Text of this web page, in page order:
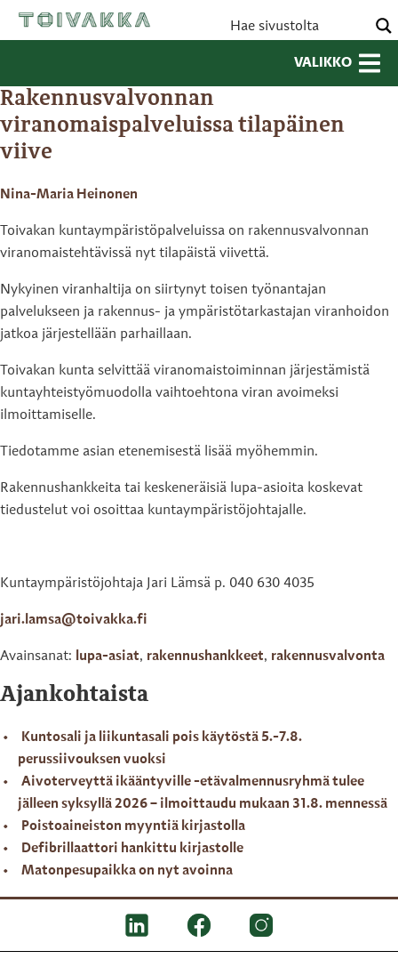
VALIKKO
Rakennusvalvonnan
viranomaispalveluissa tilapäinen
viive
Nina-Maria Heinonen
Toivakan kuntaympäristöpalveluissa on rakennusvalvonnan
viranomaistehtävissä nyt tilapäistä viivettä.
Nykyinen viranhaltija on siirtynyt toisen työnantajan
palvelukseen ja rakennus- ja ympäristötarkastajan viranhoidon
jatkoa järjestellään parhaillaan.
Toivakan kunta selvittää viranomaistoiminnan järjestämistä
kuntayhteistyömuodolla vaihtoehtona viran avoimeksi
ilmoittamiselle.
Tiedotamme asian etenemisestä lisää myöhemmin.
Rakennushankkeita tai keskeneräisiä lupa-asioita koskevat
tiedustelut voi osoittaa kuntaympäristöjohtajalle.
Kuntaympäristöjohtaja Jari Lämsä p. 040 630 4035
jari.lamsa@toivakka.fi
Avainsanat: lupa-asiat, rakennushankkeet, rakennusvalvonta
Ajankohtaista
Kuntosali ja liikuntasali pois käytöstä 5.-7.8.
perussiivouksen vuoksi
Aivoterveyttä ikääntyville -etävalmennusryhmä tulee
jälleen syksyllä 2026 – ilmoittaudu mukaan 31.8. mennessä
Poistoaineiston myyntiä kirjastolla
Defibrillaattori hankittu kirjastolle
Matonpesupaikka on nyt avoinna